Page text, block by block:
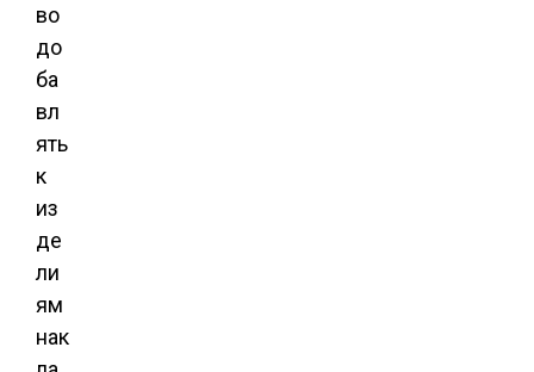
во
до
ба
вл
ять
к
из
де
ли
ям
нак